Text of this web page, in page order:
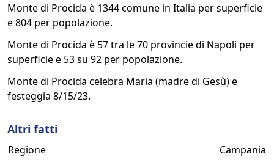
Monte di Procida è 1344 comune in Italia per superficie
e 804 per popolazione.
Monte di Procida è 57 tra le 70 provincie di Napoli per
superficie e 53 su 92 per popolazione.
Monte di Procida celebra Maria (madre di Gesù) e
festeggia 8/15/23.
Altri fatti
Regione
Campania